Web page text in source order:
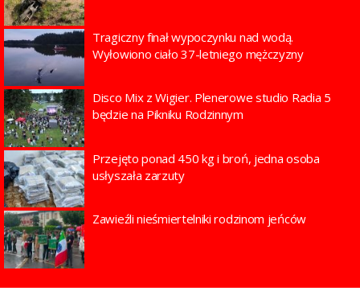
Tragiczny finał wypoczynku nad wodą.
Wyłowiono ciało 37-letniego mężczyzny
Disco Mix z Wigier. Plenerowe studio Radia 5
będzie na Pikniku Rodzinnym
Przejęto ponad 450 kg i broń, jedna osoba
usłyszała zarzuty
Zawieźli nieśmiertelniki rodzinom jeńców